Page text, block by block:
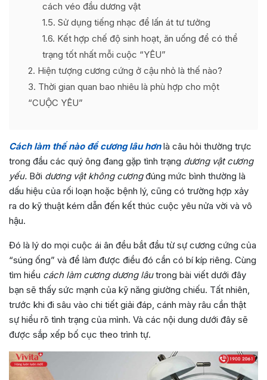
cách véo đầu dương vật
1.5 Sử dụng tiếng nhạc để lấn át tư tưởng
1.6 Kết hợp chế độ sinh hoạt, ăn uống để có thể
trạng tốt nhất mỗi cuộc “YÊU”
2 Hiện tượng cương cứng ở cậu nhỏ là thế nào?
3 Thời gian quan bao nhiêu là phù hợp cho một
“CUỘC YÊU”
Cách làm thế nào để cương lâu hơn là câu hỏi thường trực
trong đầu các quý ông đang gặp tình trạng dương vật cương
yếu. Bởi dương vật không cươngđúng mức bình thường là
dấu hiệu của rối loạn hoặc bệnh lý, cũng có trường hợp xảy
ra do kỹ thuật kém dẫn đến kết thúc cuộc yêu nửa vời và vô
hậu.
Đó là lý do mọi cuộc ái ân đều bắt đầu từ sự cương cứng của
“súng ống” và để làm được điều đó cần có bí kíp riêng. Cùng
tìm hiểu cách làm cương dương lâutrong bài viết dưới đây
bạn sẽ thấy sức mạnh của kỹ năng giường chiếu. Tất nhiên,
trước khi đi sâu vào chi tiết giải đáp, cánh mày râu cần thật
sự hiểu rõ tình trạng của mình. Và các nội dung dưới đây sẽ
được sắp xếp bố cục theo trình tự.